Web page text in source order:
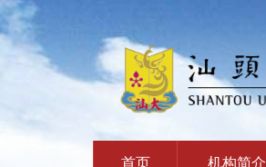
首页 机构简介